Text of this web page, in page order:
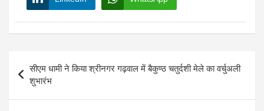
navigation
सीएम धामी ने किया श्रीनगर गढ़वाल में बैकुण्ठ चतुर्दशी मेले का वर्चुअली
शुभारंभ